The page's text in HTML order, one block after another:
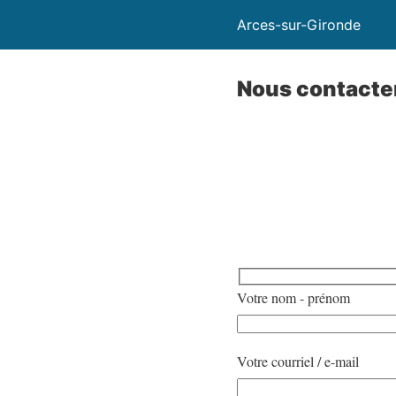
Arces-sur-Gironde
Nous
Votre nom - prénom
Votre courriel / e-mail